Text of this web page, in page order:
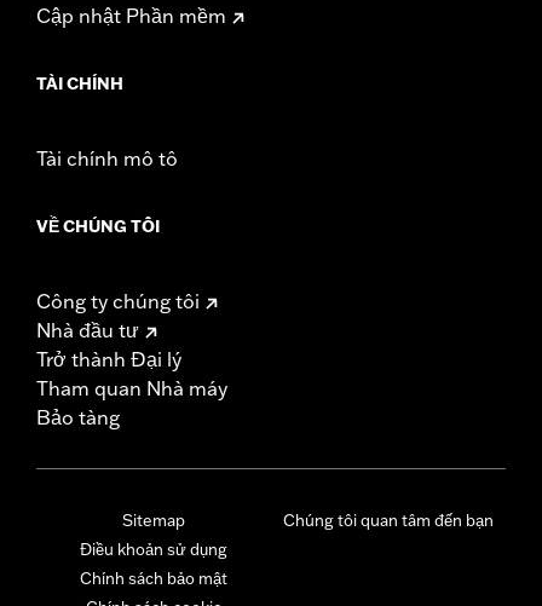
Cập nhật Phần mềm
TÀI CHÍNH
Tài chính mô tô
VỀ CHÚNG TÔI
Công ty chúng tôi
Nhà đầu tư
Trở thành Đại lý
Tham quan Nhà máy
Bảo tàng
Sitemap
Điều khoản sử dụng
Chính sách bảo mật
Chúng tôi quan tâm đến bạn